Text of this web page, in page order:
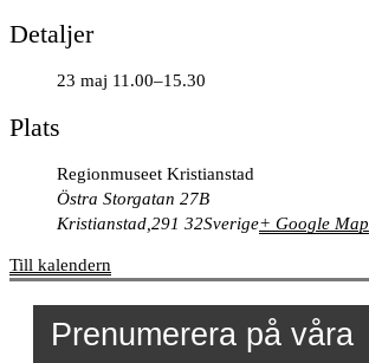
Detaljer
23 maj 11.00–15.30
Plats
Regionmuseet Kristianstad
Östra Storgatan 27B
Kristianstad 291 32Sverige+ Google Map
Till kalendern
Prenumerera på våra